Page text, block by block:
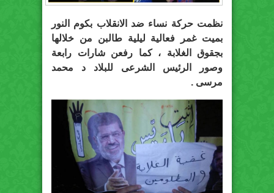
نظمت حركة نساء ضد الانقلاب بكوم النور
بميت غمر فعالية ليلية طالبن من خلالها
بجقوق الغلابة ، كما رفعن شارات رابعة
وصور الرئيس الشرعى للبلاد د محمد
مرسى .